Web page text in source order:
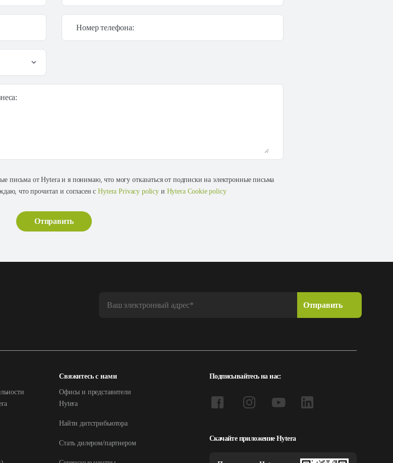
Номер телефона:
письма от Hytera и я понимаю, что могу отказаться от подписки на электронные письма
что прочитал и согласен сHytera Privacy policy и Hytera Cookie policy
Свяжитесь с нами
Офисы и представители
Hytera
Найти дитстрибьютора
Стать дилером/партнером
Подписывайтесь на нас:
Скачайте приложение Hytera